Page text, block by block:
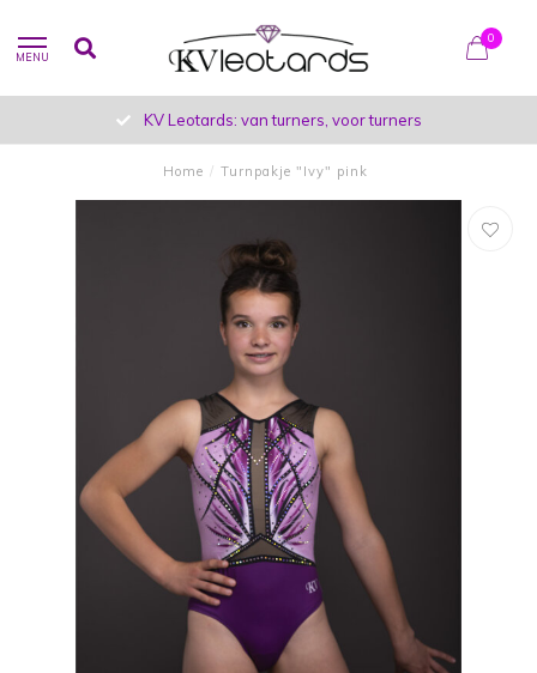
MENU
0
KV Leotards: van turners, voor turners
Home / Turnpakje "Ivy" pink